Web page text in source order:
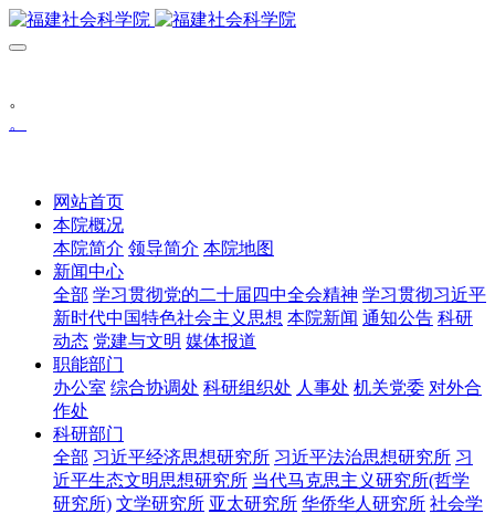
。
。
网站首页
本院概况
本院简介 领导简介 本院地图
新闻中心
全部 学习贯彻党的二十届四中全会精神 学习贯彻习近平
新时代中国特色社会主义思想 本院新闻 通知公告 科研
动态 党建与文明 媒体报道
职能部门
办公室 综合协调处 科研组织处 人事处 机关党委 对外合
作处
科研部门
全部 习近平经济思想研究所 习近平法治思想研究所 习
近平生态文明思想研究所 当代马克思主义研究所(哲学
研究所) 文学研究所 亚太研究所 华侨华人研究所 社会学